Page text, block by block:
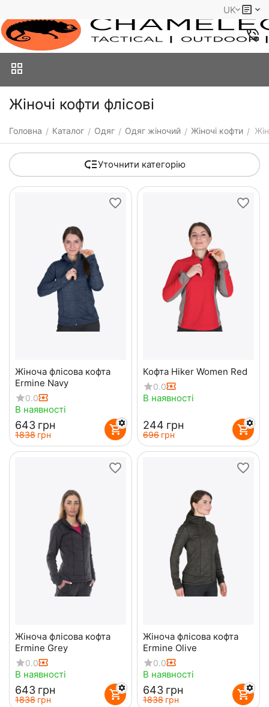
UK
Жіночі кофти флісові
Головна / Каталог / Одяг / Одяг жіночий / Жіночі кофти /
Уточнити категорію
Жіноча флісова кофта
Ermine Navy
0.0
В наявності
‍643‍ грн
‍1838‍ грн
Кофта Hiker Women Red
0.0
В наявності
‍244‍ грн
‍696‍ грн
Жіноча флісова кофта
Ermine Grey
0.0
В наявності
‍643‍ грн
‍1838‍ грн
Жіноча флісова кофта
Ermine Olive
0.0
В наявності
‍643‍ грн
‍1838‍ грн